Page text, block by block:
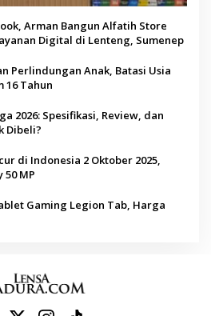
Arman Bangun Alfatih Store
Digital di Lenteng, Sumenep
Perlindungan Anak, Batasi Usia
16 Tahun
2026: Spesifikasi, Review, dan
Dibeli?
di Indonesia 2 Oktober 2025,
50 MP
Gaming Legion Tab, Harga